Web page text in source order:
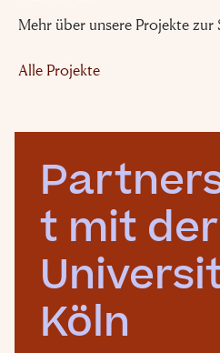
Mehr über unsere Projekte
Alle Projekte
t mit der
Köln